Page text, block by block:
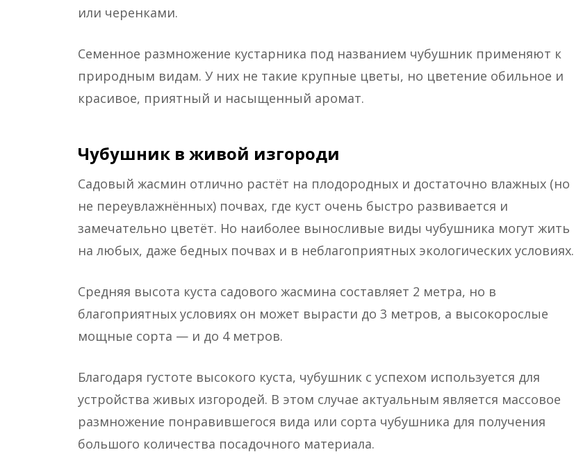
или черенками.
Семенное размножение кустарника под названием чубушник применяют к
природным видам. У них не такие крупные цветы, но цветение обильное и
красивое, приятный и насыщенный аромат.
Чубушник в живой изгороди
Садовый жасмин отлично растёт на плодородных и достаточно влажных (но
не переувлажнённых) почвах, где куст очень быстро развивается и
замечательно цветёт. Но наиболее выносливые виды чубушника могут жить
на любых, даже бедных почвах и в неблагоприятных экологических условиях.
Средняя высота куста садового жасмина составляет 2 метра, но в
благоприятных условиях он может вырасти до 3 метров, а высокорослые
мощные сорта — и до 4 метров.
Благодаря густоте высокого куста, чубушник с успехом используется для
устройства живых изгородей. В этом случае актуальным является массовое
размножение понравившегося вида или сорта чубушника для получения
большого количества посадочного материала.